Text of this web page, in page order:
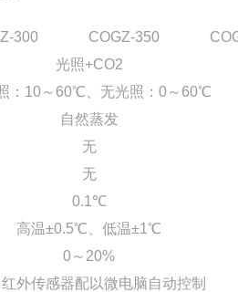
300 COGZ-350
光照+CO2
：10～60℃、无光照：0～60℃
自然蒸发
无
无
0.1℃
高温±0.5℃、低温±1℃
0～20%
外传感器配以微电脑自动控制